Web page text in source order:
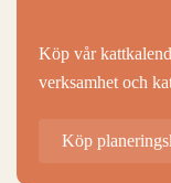
Köp vår
verksamhet och
Köp